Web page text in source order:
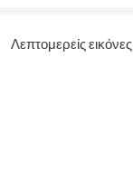
Λεπτομερείς εικόνες